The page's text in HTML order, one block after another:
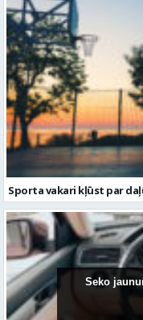
Sporta vakari kļūst par
Seko